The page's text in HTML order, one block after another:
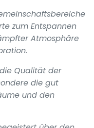
zum Entspannen
Atmosphäre
Qualität der
die gut
und den